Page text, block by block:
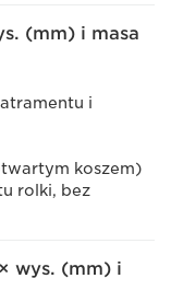
(mm) i masa
i
koszem)
rolki, bez
wys. (mm) i